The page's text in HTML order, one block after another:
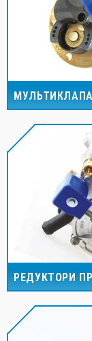
РЕДУКТОРИ